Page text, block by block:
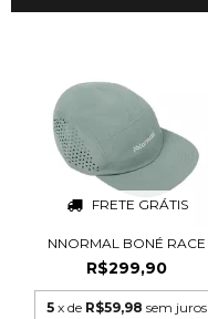
FRETE GRÁTIS
NNORMAL BONÉ RACE
R$299,90
5 x de R$59,98 sem juros